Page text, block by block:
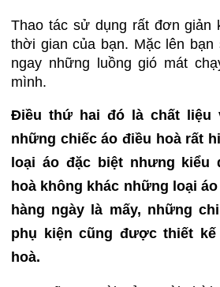
Thao tác sử dụng rất đơn giản
thời gian của bạn. Mặc lên
ngay những luồng gió mát
mình.
Điều thứ hai đó là chất liệu
những chiếc áo điều hoà rất
loại áo đặc biệt nhưng kiểu
hoà không khác những loại
hàng ngày là mấy, những
phụ kiện cũng được thiết
hoà.